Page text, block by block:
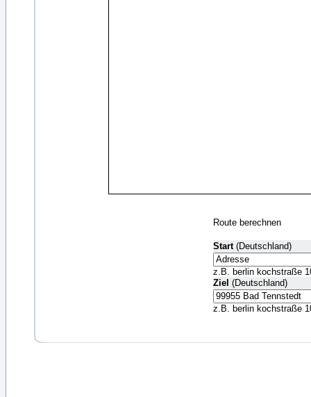
Route berechnen
Start(Deutschland)
z.B. berlin kochstraße
Ziel (Deutschland)
z.B. berlin kochstraße